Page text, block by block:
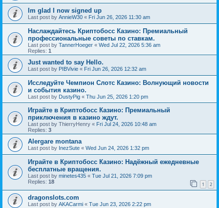
Im glad I now signed up
Last post by AnnieW30 « Fri Jun 26, 2026 11:30 am
Наслаждайтесь Криптобосс Казино: Премиальный
профессиональные советы по ставкам.
Last post by TannerHoeger « Wed Jul 22, 2026 5:36 am
Replies: 1
Just wanted to say Hello.
Last post by PIBVivie « Fri Jun 26, 2026 12:32 am
Исследуйте Чемпион Слотс Казино: Волнующий новости
и события казино.
Last post by DustyPig « Thu Jun 25, 2026 1:20 pm
Играйте в Криптобосс Казино: Премиальный
приключения в казино ждут.
Last post by ThierryHenry « Fri Jul 24, 2026 10:48 am
Replies: 3
Alergare montana
Last post by InezSute « Wed Jun 24, 2026 1:32 pm
Играйте в Криптобосс Казино: Надёжный ежедневные
бесплатные вращения.
Last post by minetes435 « Tue Jul 21, 2026 7:09 pm
Replies: 18 1 2
dragonslots.com
Last post by AKACarmi « Tue Jun 23, 2026 2:22 pm